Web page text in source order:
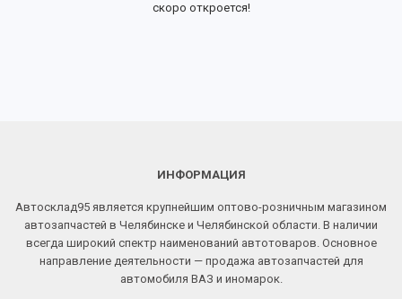
скоро откроется!
ИНФОРМАЦИЯ
Автосклад95 является крупнейшим оптово-розничным магазином
автозапчастей в Челябинске и Челябинской области. В наличии
всегда широкий спектр наименований автотоваров. Основное
направление деятельности — продажа автозапчастей для
автомобиля ВАЗ и иномарок.